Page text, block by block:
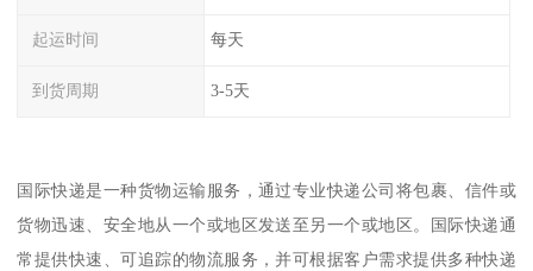
起运时间 每天
到货周期 3-5天
国际快递是一种货物运输服务，通过专业快递公司将包裹、信件或
货物迅速、安全地从一个或地区发送至另一个或地区。国际快递通
常提供快速、可追踪的物流服务，并可根据客户需求提供多种快递